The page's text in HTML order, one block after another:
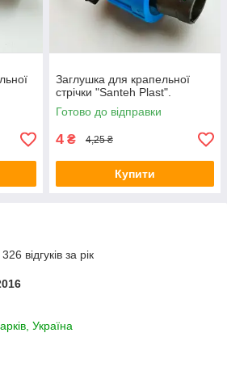
Заглушка для крапельної
стрічки "Santeh Plast".
Готово до відправки
4 ₴ 4,25 ₴
Купити
відгуків за рік
Україна